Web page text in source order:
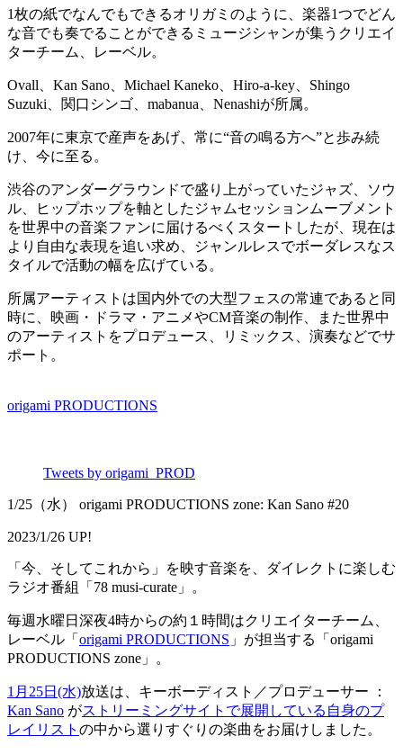
1枚の紙でなんでもできるオリガミのように、楽器1つでどん
な音でも奏でることができるミュージシャンが集うクリエイ
ターチーム、レーベル。
Ovall、Kan Sano、Michael Kaneko、Hiro-a-key、Shingo
Suzuki、関口シンゴ、mabanua、Nenashiが所属。
2007年に東京で産声をあげ、常に“音の鳴る方へ”と歩み続
け、今に至る。
渋谷のアンダーグラウンドで盛り上がっていたジャズ、ソウ
ル、ヒップホップを軸としたジャムセッションムーブメント
を世界中の音楽ファンに届けるべくスタートしたが、現在は
より自由な表現を追い求め、ジャンルレスでボーダレスなス
タイルで活動の幅を広げている。
所属アーティストは国内外での大型フェスの常連であると同
時に、映画・ドラマ・アニメやCM音楽の制作、また世界中
のアーティストをプロデュース、リミックス、演奏などでサ
ポート。
origami PRODUCTIONS
Tweets by origami_PROD
1/25（水） origami PRODUCTIONS zone: Kan Sano #20
2023/1/26 UP!
「今、そしてこれから」を映す音楽を、ダイレクトに楽しむ
ラジオ番組「78 musi-curate」。
毎週水曜日深夜4時からの約１時間はクリエイターチーム、
レーベル「 origami PRODUCTIONS 」が担当する「origami
PRODUCTIONS zone」。
1月25日(水)放送は、キーボーディスト／プロデューサー ：
Kan Sano がストリーミングサイトで展開している自身のプ
レイリスト の中から選りすぐりの楽曲をお届けしました。